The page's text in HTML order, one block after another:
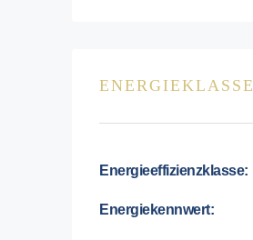
ENERGIEKLASSE
Energieeffizienzklasse:
Energiekennwert: